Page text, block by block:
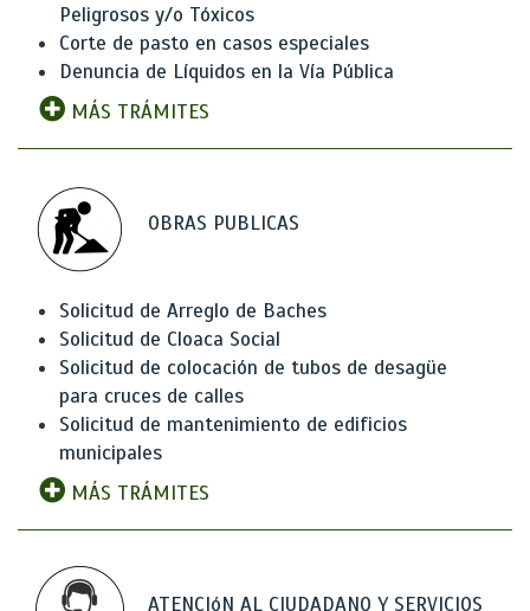
Peligrosos y/o Tóxicos
Corte de pasto en casos especiales
Denuncia de Líquidos en la Vía Pública
MÁS TRÁMITES
OBRAS PUBLICAS
Solicitud de Arreglo de Baches
Solicitud de Cloaca Social
Solicitud de colocación de tubos de desagüe
para cruces de calles
Solicitud de mantenimiento de edificios
municipales
MÁS TRÁMITES
ATENCIóN AL CIUDADANO Y SERVICIOS